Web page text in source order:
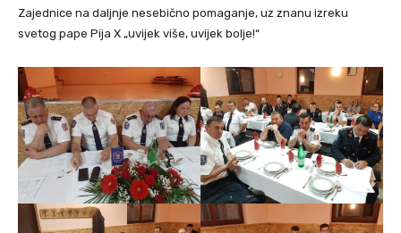
Zajednice na daljnje nesebično pomaganje, uz znanu izreku
svetog pape Pija X „uvijek više, uvijek bolje!“